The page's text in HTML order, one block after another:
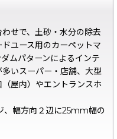
せで、土砂・水分の除去
ユース用のカーペットマ
ムパターンによるインテ
いスーパー・店舗、大型
屋内）やエントランスホ
、幅方向２辺に25mm幅の